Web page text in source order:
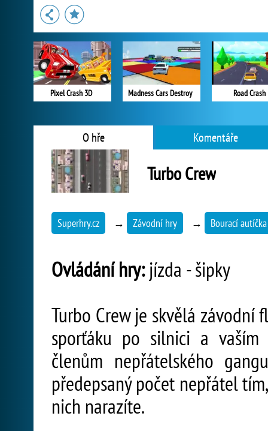
Pixel Crash 3D Madness Cars Destroy Road Crash
O hře Komentáře
Turbo Crew
Superhry.cz → Závodní hry → Bourací autíčka
Ovládání hry:jízda - šipky
Turbo Crew je skvělá závodní
sporťáku po silnici a
členům nepřátelského
předepsaný počet nepřátel
nich narazíte.